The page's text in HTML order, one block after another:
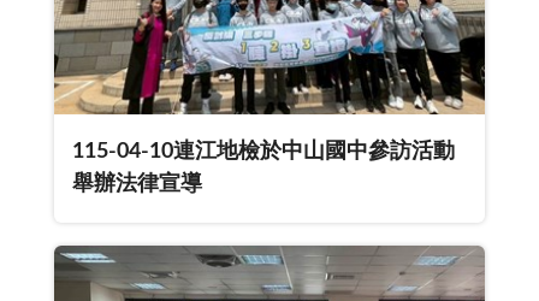
115-04-10連江地檢於中山國中參訪活動
舉辦法律宣導